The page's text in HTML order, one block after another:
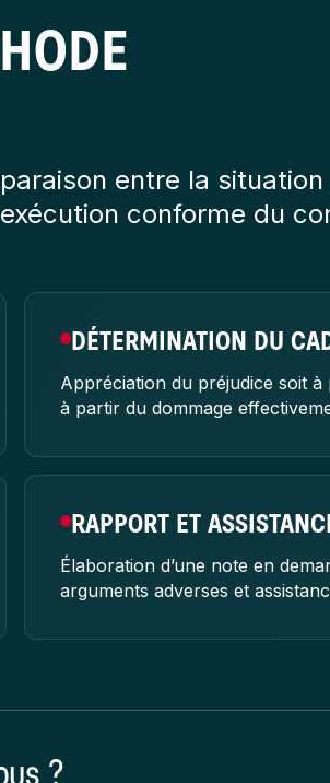
entre la
conforme du
DÉTERMINATION DU
Appréciation du préjudice soit
à partir du dommage
RAPPORT ET
Élaboration d’une note en
arguments adverses et
?